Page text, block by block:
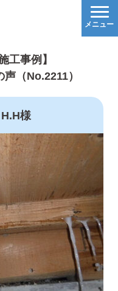
工事例】
（No.2211）
様